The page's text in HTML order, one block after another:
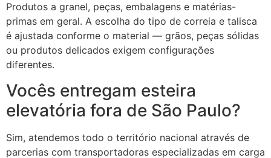
Produtos a granel, peças, embalagens e matérias-
primas em geral. A escolha do tipo de correia e talisca
é ajustada conforme o material — grãos, peças sólidas
ou produtos delicados exigem configurações
diferentes.
Vocês entregam esteira
elevatória fora de São Paulo?
Sim, atendemos todo o território nacional através de
parcerias com transportadoras especializadas em carga